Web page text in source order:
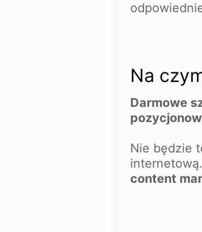
Na
Darmowe
Nie będzie
content